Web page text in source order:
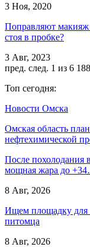
3 Ноя, 2020
Поправляют макияж
стоя в пробке?
3 Авг, 2023
пред. след. 1 из 6 188
Топ сегодня:
Новости Омска
Омская область
нефтехимической
После похолодания
мощная жара до
8 Авг, 2026
Ищем площадку для
питомца
8 Авг, 2026